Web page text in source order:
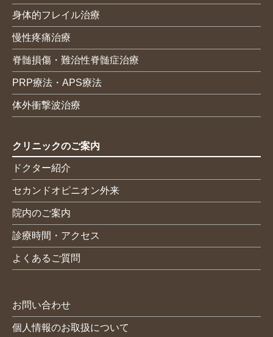
身体的フレイル治療
慢性疼痛治療
脊髄損傷・難治性脊髄症治療
PRP療法・APS療法
体外衝撃波治療
クリニックのご案内
ドクター紹介
セカンドオピニオン外来
院内のご案内
診療時間・アクセス
よくあるご質問
お問い合わせ
個人情報のお取扱について